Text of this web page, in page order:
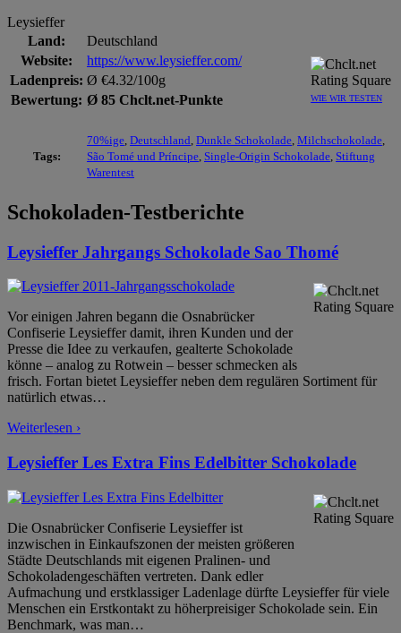
Leysieffer
Land:
Deutschland
WIE WIR TESTEN
Website:
https://www.leysieffer.com/
Ladenpreis: Ø €4.32/100g
Bewertung: Ø 85 Chclt.net-Punkte
Tags:
70%ige Deutschland Dunkle Schokolade Milchschokolade
São Tomé und Príncipe Single-Origin Schokolade Stiftung
Warentest
Schokoladen-Testberichte
Leysieffer Jahrgangs Schokolade Sao Thomé
Vor einigen Jahren begann die Osnabrücker
Confiserie Leysieffer damit, ihren Kunden und der
Presse die Idee zu verkaufen, gealterte Schokolade
könne – analog zu Rotwein – besser schmecken als
frisch. Fortan bietet Leysieffer neben dem regulären Sortiment für
natürlich etwas…
Weiterlesen ›
Leysieffer Les Extra Fins Edelbitter Schokolade
Die Osnabrücker Confiserie Leysieffer ist
inzwischen in Einkaufszonen der meisten größeren
Städte Deutschlands mit eigenen Pralinen- und
Schokoladengeschäften vertreten. Dank edler
Aufmachung und erstklassiger Ladenlage dürfte Leysieffer für viele
Menschen ein Erstkontakt zu höherpreisiger Schokolade sein. Ein
Benchmark, was man…